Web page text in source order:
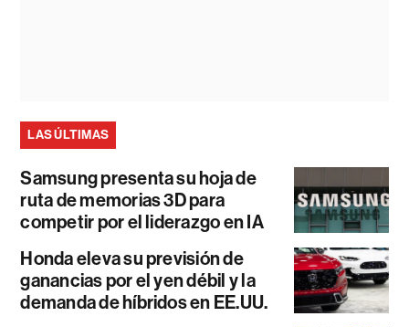
LAS ÚLTIMAS
Samsung presenta su hoja de
ruta de memorias 3D para
competir por el liderazgo en IA
Honda eleva su previsión de
ganancias por el yen débil y la
demanda de híbridos en EE.UU.